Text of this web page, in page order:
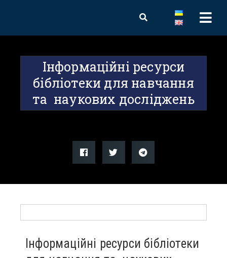
Інформаційні ресурси
бібліотеки для навчання
та наукових досліджень
Інформаційні ресурси бібліотеки